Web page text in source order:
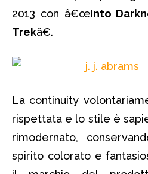
2013 con â€œInto
Trekâ€.
La continuity
rispettata e lo stile è
rimodernato,
spirito colorato e